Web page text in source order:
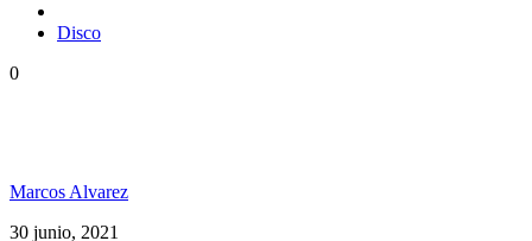
Disco
0
Marcos Alvarez
30 junio, 2021